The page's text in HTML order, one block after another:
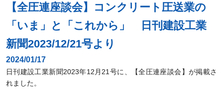
2024/01/17
【全圧連座談会】コンクリート圧送業の
「いま」と「これから」 日刊建設工業
新聞2023/12/21号より
日刊建設工業新聞2023年12月21号に、【全圧連座談会】が掲載さ
れました。